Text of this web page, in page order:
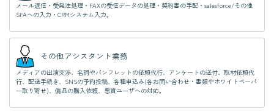
メール返信・受発注処理・FAXの受信データの処理・契約書の手配・salesforce/その他
SFAへの入力・CRMシステム入力。
その他アシスタント業務
メディアの出演交渉、名詞やパンフレットの依頼代行、アンケートの送付、取材依頼代
行、配送手続き、SNSの予約投稿、各種申込み(各お問い合わせ・書類やホワイトペーパ
ー取り寄せ)、備品の購入依頼、悪質ユーザへの対応。